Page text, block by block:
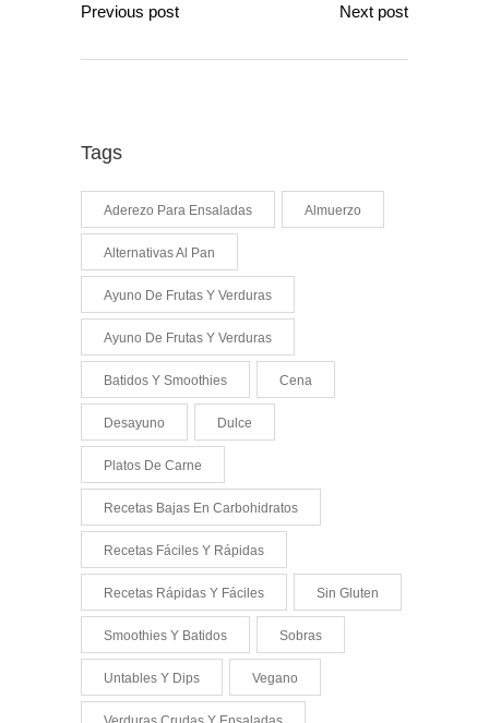
Previous post Next post
Tags
Aderezo Para Ensaladas Almuerzo
Alternativas Al Pan
Ayuno De Frutas Y Verduras
Ayuno De Frutas Y Verduras
Batidos Y Smoothies Cena
Desayuno Dulce
Platos De Carne
Recetas Bajas En Carbohidratos
Recetas Fáciles Y Rápidas
Recetas Rápidas Y Fáciles Sin Gluten
Smoothies Y Batidos Sobras
Untables Y Dips Vegano